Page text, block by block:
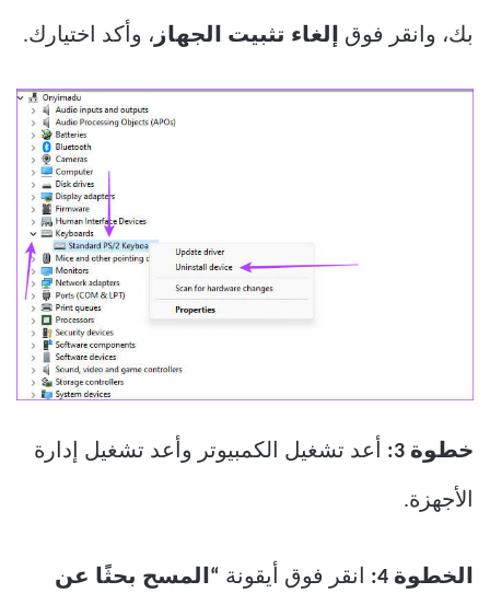
بك، وانقر فوق إلغاء تثبيت الجهاز ، وأكد اختيارك.
خطوة 3: أعد تشغيل الكمبيوتر وأعد تشغيل إدارة
الأجهزة.
الخطوة 4: انقر فوق أيقونة “المسح بحثًا عن